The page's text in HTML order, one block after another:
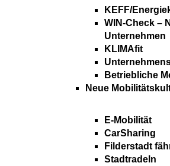
KEFF/
WIN-Check –
Unternehmen
KLIMAfit
Betriebliche
Neue
E-Mobilität
CarSharing
Filderstadt
Stadtradeln